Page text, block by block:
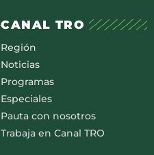
CANAL TRO
Región
Noticias
Programas
Especiales
Pauta con nosotros
Trabaja en Canal TRO